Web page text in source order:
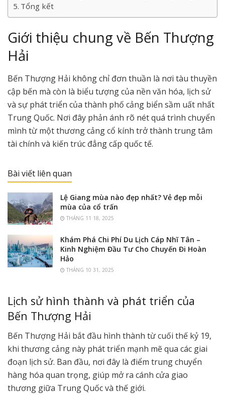
Tổng kết
Giới thiệu chung về Bến Thượng
Hải
Bến Thượng Hải không chỉ đơn thuần là nơi tàu thuyền
cập bến mà còn là biểu tượng của nền văn hóa, lịch sử
và sự phát triển của thành phố cảng biển sầm uất nhất
Trung Quốc. Nơi đây phản ánh rõ nét quá trình chuyển
mình từ một thương cảng cổ kính trở thành trung tâm
tài chính và kiến trúc đẳng cấp quốc tế.
Bài viết liên quan
Lệ Giang mùa nào đẹp nhất? Vẻ đẹp mỗi
mùa của cổ trấn
THÁNG 11 18, 2025
Khám Phá Chi Phí Du Lịch Cáp Nhĩ Tân –
Kinh Nghiệm Đầu Tư Cho Chuyến Đi Hoàn
Hảo
THÁNG 10 31, 2025
Lịch sử hình thành và phát triển của
Bến Thượng Hải
Bến Thượng Hải bắt đầu hình thành từ cuối thế kỷ 19,
khi thương cảng này phát triển mạnh mẽ qua các giai
đoạn lịch sử. Ban đầu, nơi đây là điểm trung chuyển
hàng hóa quan trọng, giúp mở ra cánh cửa giao
thương giữa Trung Quốc và thế giới.